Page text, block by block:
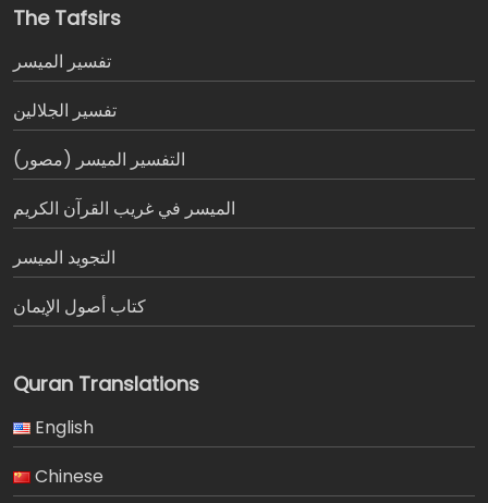
The Tafsirs
تفسير المیسر
تفسير الجلالين
التفسير الميسر (مصور)
الميسر في غريب القرآن الكريم
التجويد الميسر
كتاب أصول الإيمان
Quran Translations
English
Chinese